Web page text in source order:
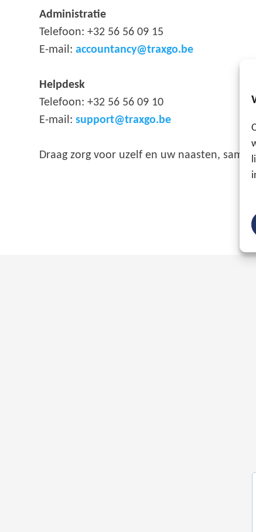
Administratie
Telefoon: +32 56 56 09 15
E-mail:accountancy@traxgo.be
Helpdesk
Telefoon: +32 56 56 09 10
E-mail:support@traxgo.be
Draag zorg voor uzelf en uw naasten,